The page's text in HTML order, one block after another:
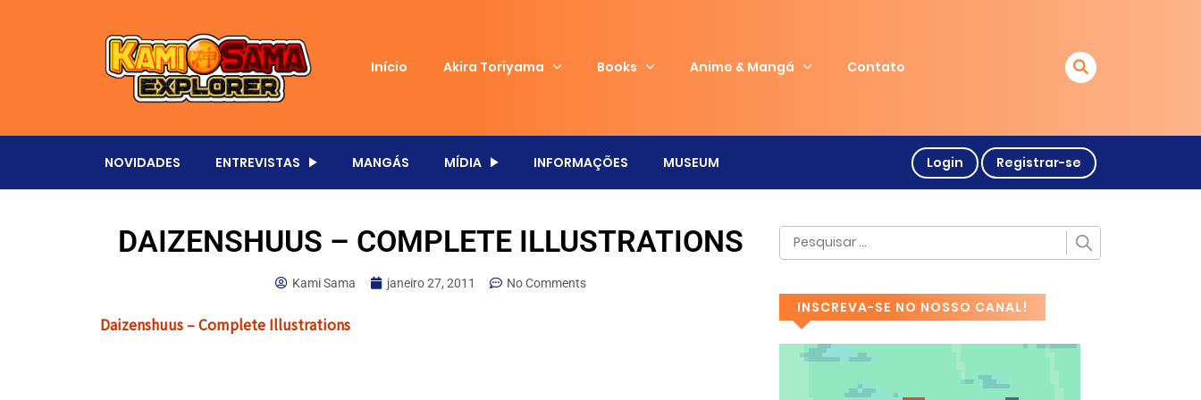
Início Akira Toriyama Books Anime & Mangá Contato
NOVIDADES ENTREVISTAS MANGÁS MÍDIA INFORMAÇÕES MUSEUM Login Registrar-se
DAIZENSHUUS – COMPLETE ILLUSTRATIONS
Kami Sama janeiro 27, 2011 No Comments
Daizenshuus – Complete Illustrations
INSCREVA-SE NO NOSSO CANAL!